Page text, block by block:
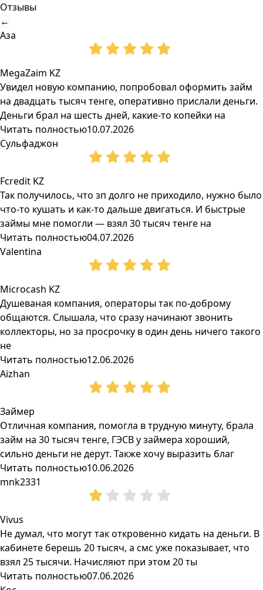
Отзывы
←
Аза
MegaZaim KZ
Увидел новую компанию, попробовал оформить займ
на двадцать тысяч тенге, оперативно прислали деньги.
Деньги брал на шесть дней, какие-то копейки на
Читать полностью10.07.2026
Сульфаджон
Fcredit KZ
Так получилось, что зп долго не приходило, нужно было
что-то кушать и как-то дальше двигаться. И быстрые
займы мне помогли — взял 30 тысяч тенге на
Читать полностью04.07.2026
Valentina
Microcash KZ
Душеваная компания, операторы так по-доброму
общаются. Слышала, что сразу начинают звонить
коллекторы, но за просрочку в один день ничего такого
не
Читать полностью12.06.2026
Aizhan
Займер
Отличная компания, помогла в трудную минуту, брала
займ на 30 тысяч тенге, ГЭСВ у займера хороший,
сильно деньги не дерут. Также хочу выразить благ
Читать полностью10.06.2026
mnk2331
Vivus
Не думал, что могут так откровенно кидать на деньги. В
кабинете берешь 20 тысяч, а смс уже показывает, что
взял 25 тысячи. Начисляют при этом 20 ты
Читать полностью07.06.2026